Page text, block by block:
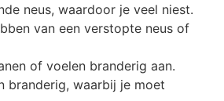
neus, waardoor je veel niest.
van een verstopte neus of
of voelen branderig aan.
branderig, waarbij je moet